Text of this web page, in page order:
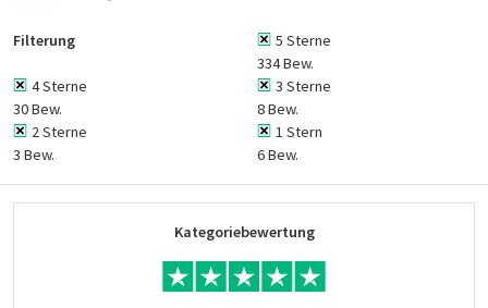
Filterung
5 Sterne
334 Bew.
4 Sterne
30 Bew.
3 Sterne
8 Bew.
2 Sterne
3 Bew.
1 Stern
6 Bew.
Kategoriebewertung